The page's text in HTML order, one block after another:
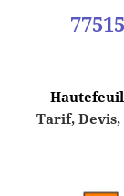
Tarif,